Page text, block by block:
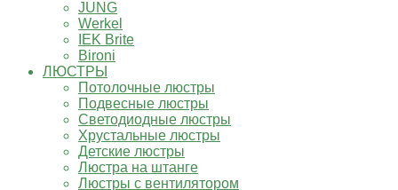
JUNG
Werkel
IEK Brite
Bironi
ЛЮСТРЫ
Потолочные люстры
Подвесные люстры
Светодиодные люстры
Хрустальные люстры
Детские люстры
Люстра на штанге
Люстры с вентилятором